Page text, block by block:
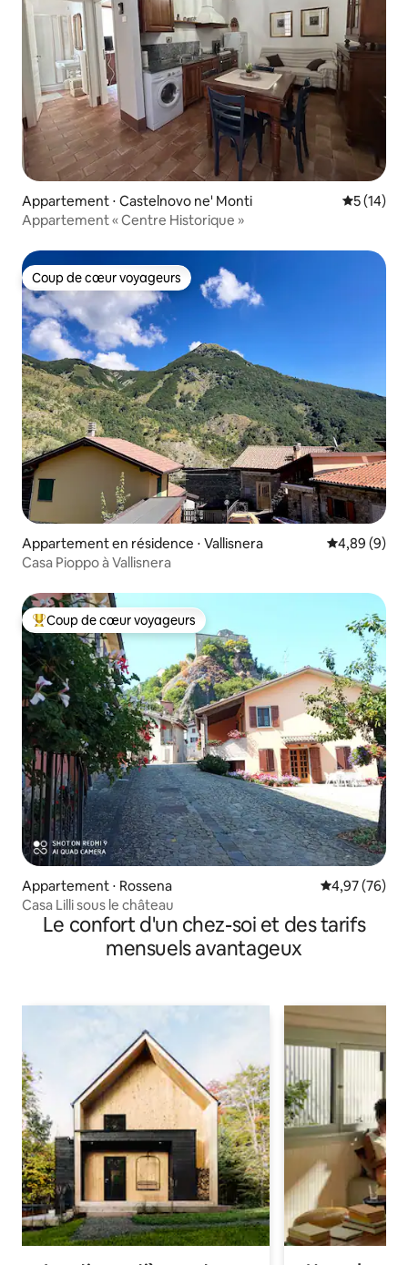
Appartement ⋅ Castelnovo ne' Monti
5 (14)
Appartement « Centre Historique »
Coup de cœur voyageurs
Coup de cœur voyageurs
Appartement en résidence ⋅ Vallisnera Évaluation
4,89 (9)
Casa Pioppo à Vallisnera
Coups de cœur voyageurs les plus appréciés
Coup de cœur voyageurs
Appartement ⋅ Rossena Évaluation
4,97 (76)
Casa Lilli sous le château
Le confort d'un chez-soi et des tarifs
mensuels avantageux